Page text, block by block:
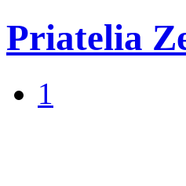
Priatelia
1